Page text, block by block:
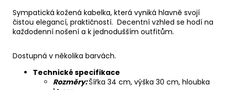
Sympatická kožená kabelka, která vyniká hlavně svojí
čistou elegancí, praktičností. Decentní vzhled se hodí na
každodenní nošení a k jednodušším outfitům.
Dostupná v několika barvách.
Technické specifikace
Rozměry:Šířka 34 cm, výška 30 cm, hloubka